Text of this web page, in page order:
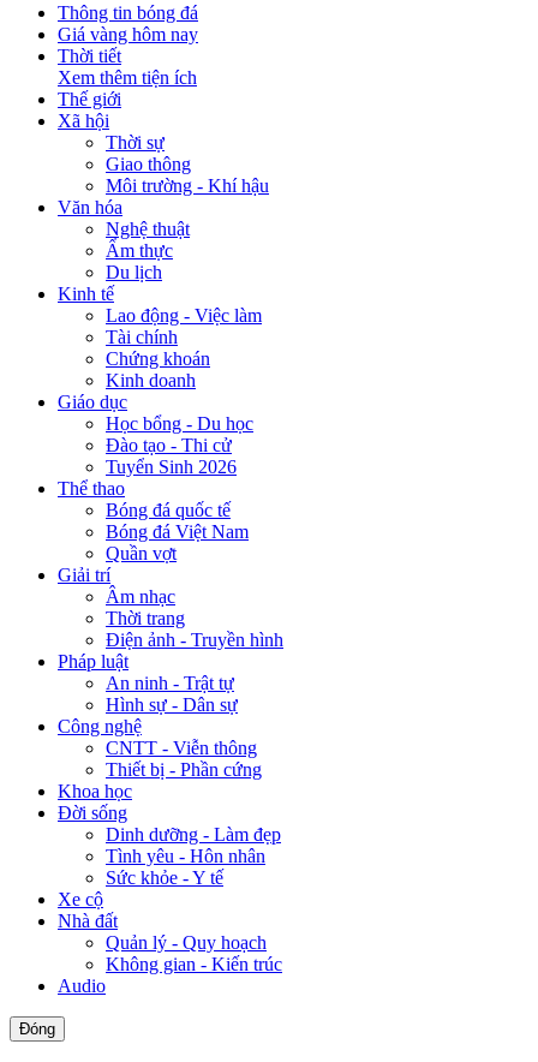
Thông tin bóng đá
Giá vàng hôm nay
Thời tiết
Xem thêm tiện ích
Thế giới
Xã hội
Thời sự
Giao thông
Môi trường - Khí hậu
Văn hóa
Nghệ thuật
Ẩm thực
Du lịch
Kinh tế
Lao động - Việc làm
Tài chính
Chứng khoán
Kinh doanh
Giáo dục
Học bổng - Du học
Đào tạo - Thi cử
Tuyển Sinh 2026
Thể thao
Bóng đá quốc tế
Bóng đá Việt Nam
Quần vợt
Giải trí
Âm nhạc
Thời trang
Điện ảnh - Truyền hình
Pháp luật
An ninh - Trật tự
Hình sự - Dân sự
Công nghệ
CNTT - Viễn thông
Thiết bị - Phần cứng
Khoa học
Đời sống
Dinh dưỡng - Làm đẹp
Tình yêu - Hôn nhân
Sức khỏe - Y tế
Xe cộ
Nhà đất
Quản lý - Quy hoạch
Không gian - Kiến trúc
Audio
Đóng